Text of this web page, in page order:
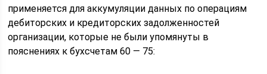
применяется для аккумуляции данных по операциям
дебиторских и кредиторских задолженностей
организации, которые не были упомянуты в
пояснениях к бухсчетам 60 — 75: